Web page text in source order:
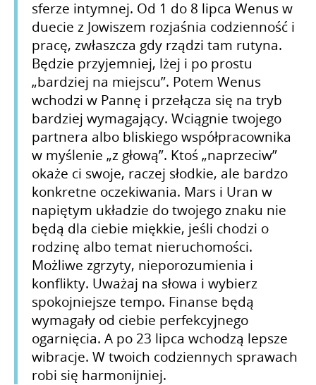
sferze intymnej. Od 1 do 8 lipca Wenus w
duecie z Jowiszem rozjaśnia codzienność i
pracę, zwłaszcza gdy rządzi tam rutyna.
Będzie przyjemniej, lżej i po prostu
„bardziej na miejscu”. Potem Wenus
wchodzi w Pannę i przełącza się na tryb
bardziej wymagający. Wciągnie twojego
partnera albo bliskiego współpracownika
w myślenie „z głową”. Ktoś „naprzeciw”
okaże ci swoje, raczej słodkie, ale bardzo
konkretne oczekiwania. Mars i Uran w
napiętym układzie do twojego znaku nie
będą dla ciebie miękkie, jeśli chodzi o
rodzinę albo temat nieruchomości.
Możliwe zgrzyty, nieporozumienia i
konflikty. Uważaj na słowa i wybierz
spokojniejsze tempo. Finanse będą
wymagały od ciebie perfekcyjnego
ogarnięcia. A po 23 lipca wchodzą lepsze
wibracje. W twoich codziennych sprawach
robi się harmonijniej.